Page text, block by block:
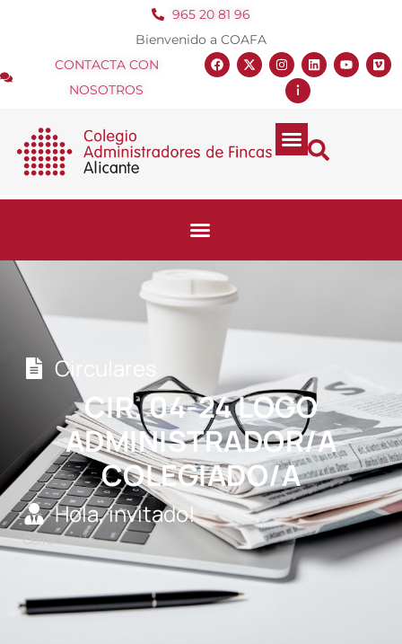
965 20 81 96
Bienvenido a COAFA
CONTACTA CON
NOSOTROS
Circulares
CIR. 04-24 LOGO
ADMINISTRADOR/A
COLEGIADO/A
Hola, invitado!
Cerrar sesión